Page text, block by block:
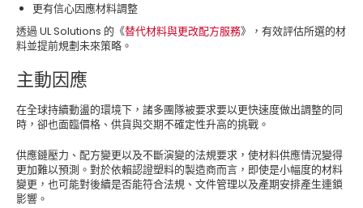
更有信心因應材料調整
透過 UL Solutions 的《替代材料與更改配方服務》，有效評估所選的材
料並提前規劃未來策略。
主動因應
在全球持續動盪的環境下，諸多團隊被要求要以更快速度做出調整的同
時，卻也面臨價格、供貨與交期不確定性升高的挑戰。
供應鏈壓力、配方變更以及不斷演變的法規要求，使材料供應情況變得
更加難以預測。對於依賴認證塑料的製造商而言，即使是小幅度的材料
變更，也可能對後續是否能符合法規、文件管理以及產期安排產生連鎖
影響。